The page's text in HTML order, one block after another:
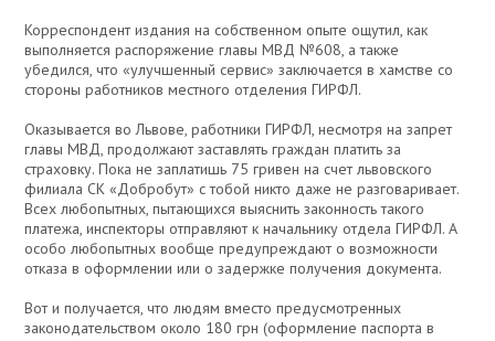
Корреспондент издания на собственном опыте ощутил, как
выполняется распоряжение главы МВД №608, а также
убедился, что «улучшенный сервис» заключается в хамстве со
стороны работников местного отделения ГИРФЛ.
Оказывается во Львове, работники ГИРФЛ, несмотря на запрет
главы МВД, продолжают заставлять граждан платить за
страховку. Пока не заплатишь 75 гривен на счет львовского
филиала СК «Добробут» с тобой никто даже не разговаривает.
Всех любопытных, пытающихся выяснить законность такого
платежа, инспекторы отправляют к начальнику отдела ГИРФЛ. А
особо любопытных вообще предупреждают о возможности
отказа в оформлении или о задержке получения документа.
Вот и получается, что людям вместо предусмотренных
законодательством около 180 грн (оформление паспорта в